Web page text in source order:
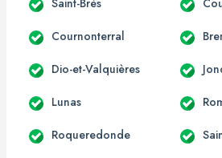
Cournonterral
Dio-et-Valquières
Lunas
Roqueredonde